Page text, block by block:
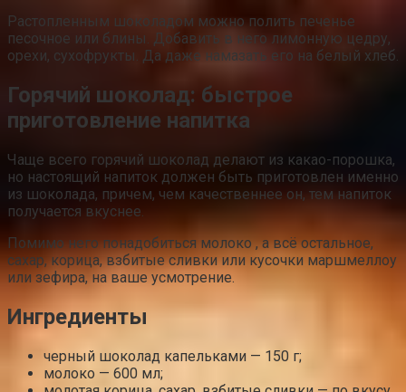
Растопленным шоколадом можно полить печенье
песочное или блины. Добавить в него лимонную цедру,
орехи, сухофрукты. Да даже намазать его на белый хлеб.
Горячий шоколад: быстрое
приготовление напитка
Чаще всего горячий шоколад делают из какао-порошка,
но настоящий напиток должен быть приготовлен именно
из шоколада, причем, чем качественнее он, тем напиток
получается вкуснее.
Помимо него понадобиться молоко , а всё остальное,
сахар, корица, взбитые сливки или кусочки маршмеллоу
или зефира, на ваше усмотрение.
Ингредиенты
черный шоколад капельками — 150 г;
молоко — 600 мл;